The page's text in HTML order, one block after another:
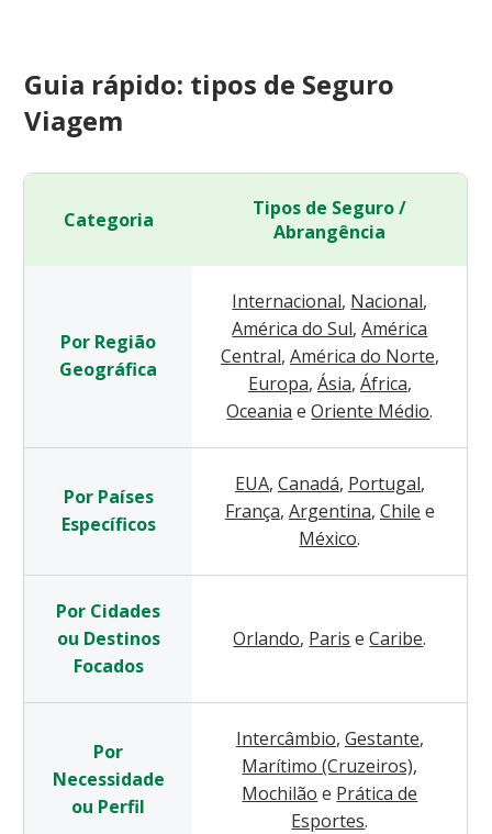
Guia rápido: tipos de Seguro
Viagem
Categoria
Tipos de Seguro /
Abrangência
Por Região
Geográfica
Internacional, Nacional,
América do Sul, América
Central, América do Norte,
Europa, Ásia, África,
Oceania e Oriente Médio.
Por Países
Específicos
EUA, Canadá, Portugal,
França, Argentina, Chile e
México.
Por Cidades
ou Destinos
Focados
Orlando, Paris e Caribe.
Por
Necessidade
ou Perfil
Intercâmbio, Gestante,
Marítimo (Cruzeiros),
Mochilão e Prática de
Esportes.